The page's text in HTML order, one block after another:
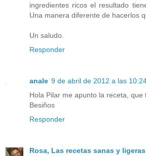
ingredientes ricos el resultado
Una manera diferente de hacerlos
Un saludo.
Responder
anale 9 de abril de 2012 a las
Hola Pilar me apunto la receta, que
Besiños
Responder
Rosa, Las recetas sanas y